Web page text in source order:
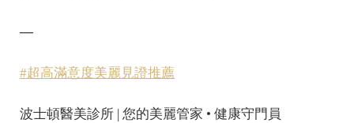
—
#超高滿意度美麗見證推薦
波士頓醫美診所 | 您的美麗管家 • 健康守門員